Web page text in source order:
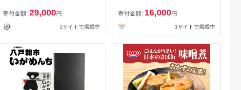
寄付金額: 29,000円
1サイトで掲載中
寄付金額: 16,000円
1サイトで掲載中